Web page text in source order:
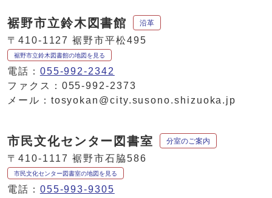
裾野市立鈴木図書館 沿革
〒410-1127 裾野市平松495
裾野市立鈴木図書館の地図を見る
電話： 055-992-2342
ファクス：055-992-2373
メール：tosyokan@city.susono.shizuoka.jp
市民文化センター図書室 分室のご案内
〒410-1117 裾野市石脇586
市民文化センター図書室の地図を見る
電話： 055-993-9305